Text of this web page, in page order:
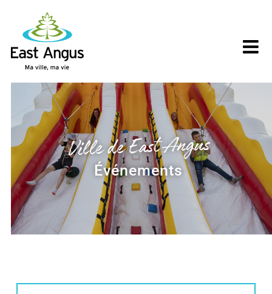
content
Ville de East Angus
Événements